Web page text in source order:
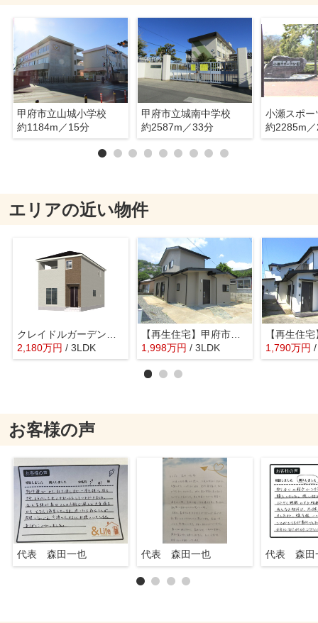
甲府市立山城小学校
約1184m／15分
甲府市立城南中学校
約2587m／33分
小瀬スポー
約2285m
エリアの近い物件
2,180万円 / 3LDK
【再生住宅】甲府市東光寺3丁目
1,998万円 / 3LDK 1,790万円
お客様の声
代表 森田一也 代表 森田一也 代表 森田